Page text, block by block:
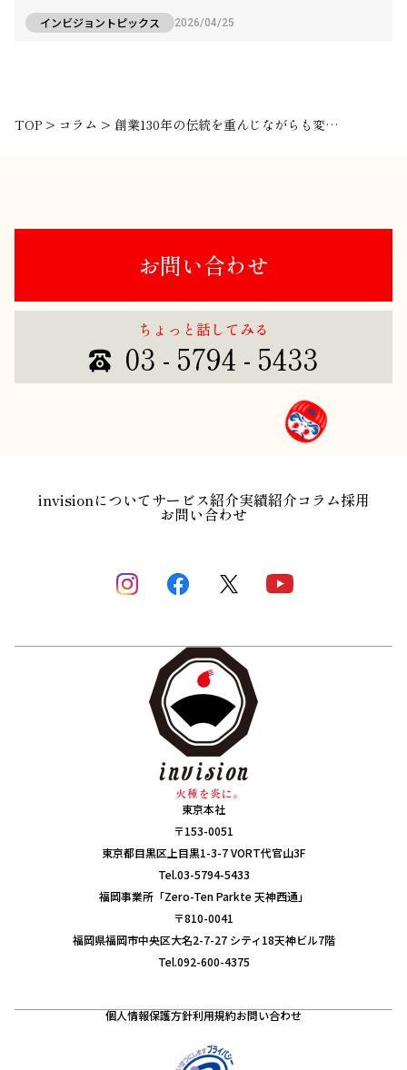
インビジョントピックス 2026/04/25
TOP > コラム > 創業130年の伝統を重んじながらも変革を！うなぎパイで有名な「春華堂」と二人三脚で取り組んだ採用ブランディング￼
お問い合わせ
ちょっと話してみる
03 - 5794 - 5433
invisionについてサービス紹介実績紹介コラム採用
お問い合わせ
東京本社
〒153-0051
東京都目黒区上目黒1-3-7 VORT代官山3F
Tel.03-5794-5433
福岡事業所「Zero-Ten Parkte 天神西通」
〒810-0041
福岡県福岡市中央区大名2-7-27 シティ18天神ビル7階
Tel.092-600-4375
個人情報保護方針利用規約お問い合わせ